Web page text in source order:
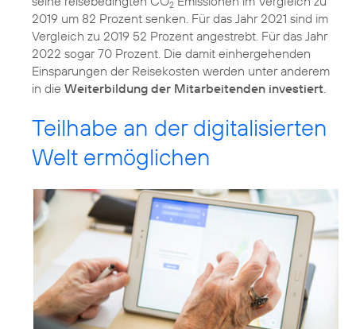
2
2019 um 82 Prozent senken. Für das Jahr 2021 sind im
Vergleich zu 2019 52 Prozent angestrebt. Für das Jahr
2022 sogar 70 Prozent. Die damit einhergehenden
Einsparungen der Reisekosten werden unter anderem
in die Weiterbildung der Mitarbeitenden investiert
Teilhabe an der digitalisierten
Welt ermöglichen